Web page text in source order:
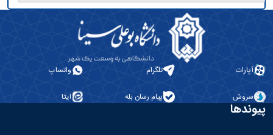
آپارات تلگرام واتساپ
سروش پیام رسان بله ایتا
پیوندها